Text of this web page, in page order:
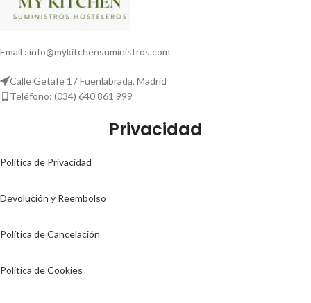
Email : info@mykitchensuministros.com
Calle Getafe 17 Fuenlabrada, Madrid
Teléfono: (034) 640 861 999
Privacidad
Politica de Privacidad
Devolución y Reembolso
Política de Cancelación
Politica de Cookies